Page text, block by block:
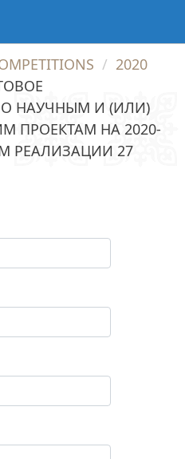
2020
НАУЧНЫМ И (ИЛИ)
ПРОЕКТАМ НА 2020-
РЕАЛИЗАЦИИ 27